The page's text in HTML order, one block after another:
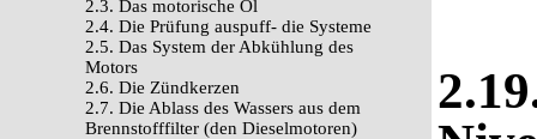
2.3. Das motorische Öl
2.4. Die Prüfung auspuff- die Systeme
2.5. Das System der Abkühlung des
Motors
2.6. Die Zündkerzen
2.7. Die Ablass des Wassers aus dem
Brennstofffilter (den Dieselmotoren)